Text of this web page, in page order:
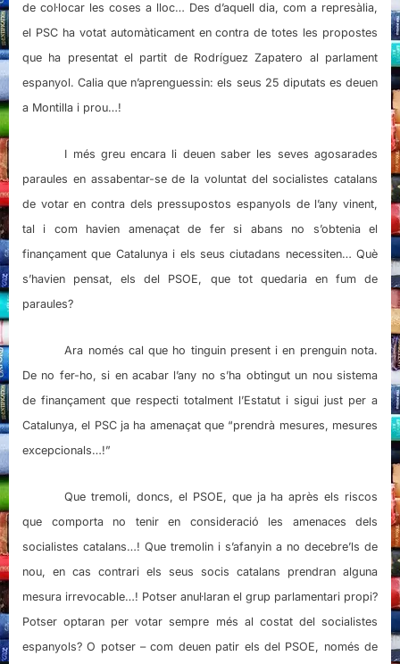
de col·locar les coses a lloc… Des d’aquell dia, com a represàlia,
el PSC ha votat automàticament en contra de totes les propostes
que ha presentat el partit de Rodríguez Zapatero al parlament
espanyol. Calia que n’aprenguessin: els seus 25 diputats es deuen
a Montilla i prou…!
I més greu encara li deuen saber les seves agosarades
paraules en assabentar-se de la voluntat del socialistes catalans
de votar en contra dels pressupostos espanyols de l’any vinent,
tal i com havien amenaçat de fer si abans no s’obtenia el
finançament que Catalunya i els seus ciutadans necessiten… Què
s’havien pensat, els del PSOE, que tot quedaria en fum de
paraules?
Ara només cal que ho tinguin present i en prenguin nota.
De no fer-ho, si en acabar l’any no s’ha obtingut un nou sistema
de finançament que respecti totalment l’Estatut i sigui just per a
Catalunya, el PSC ja ha amenaçat que “prendrà mesures, mesures
excepcionals…!”
Que tremoli, doncs, el PSOE, que ja ha après els riscos
que comporta no tenir en consideració les amenaces dels
socialistes catalans…! Que tremolin i s’afanyin a no decebre’ls de
nou, en cas contrari els seus socis catalans prendran alguna
mesura irrevocable…! Potser anul·laran el grup parlamentari propi?
Potser optaran per votar sempre més al costat del socialistes
espanyols? O potser – com deuen patir els del PSOE, només de